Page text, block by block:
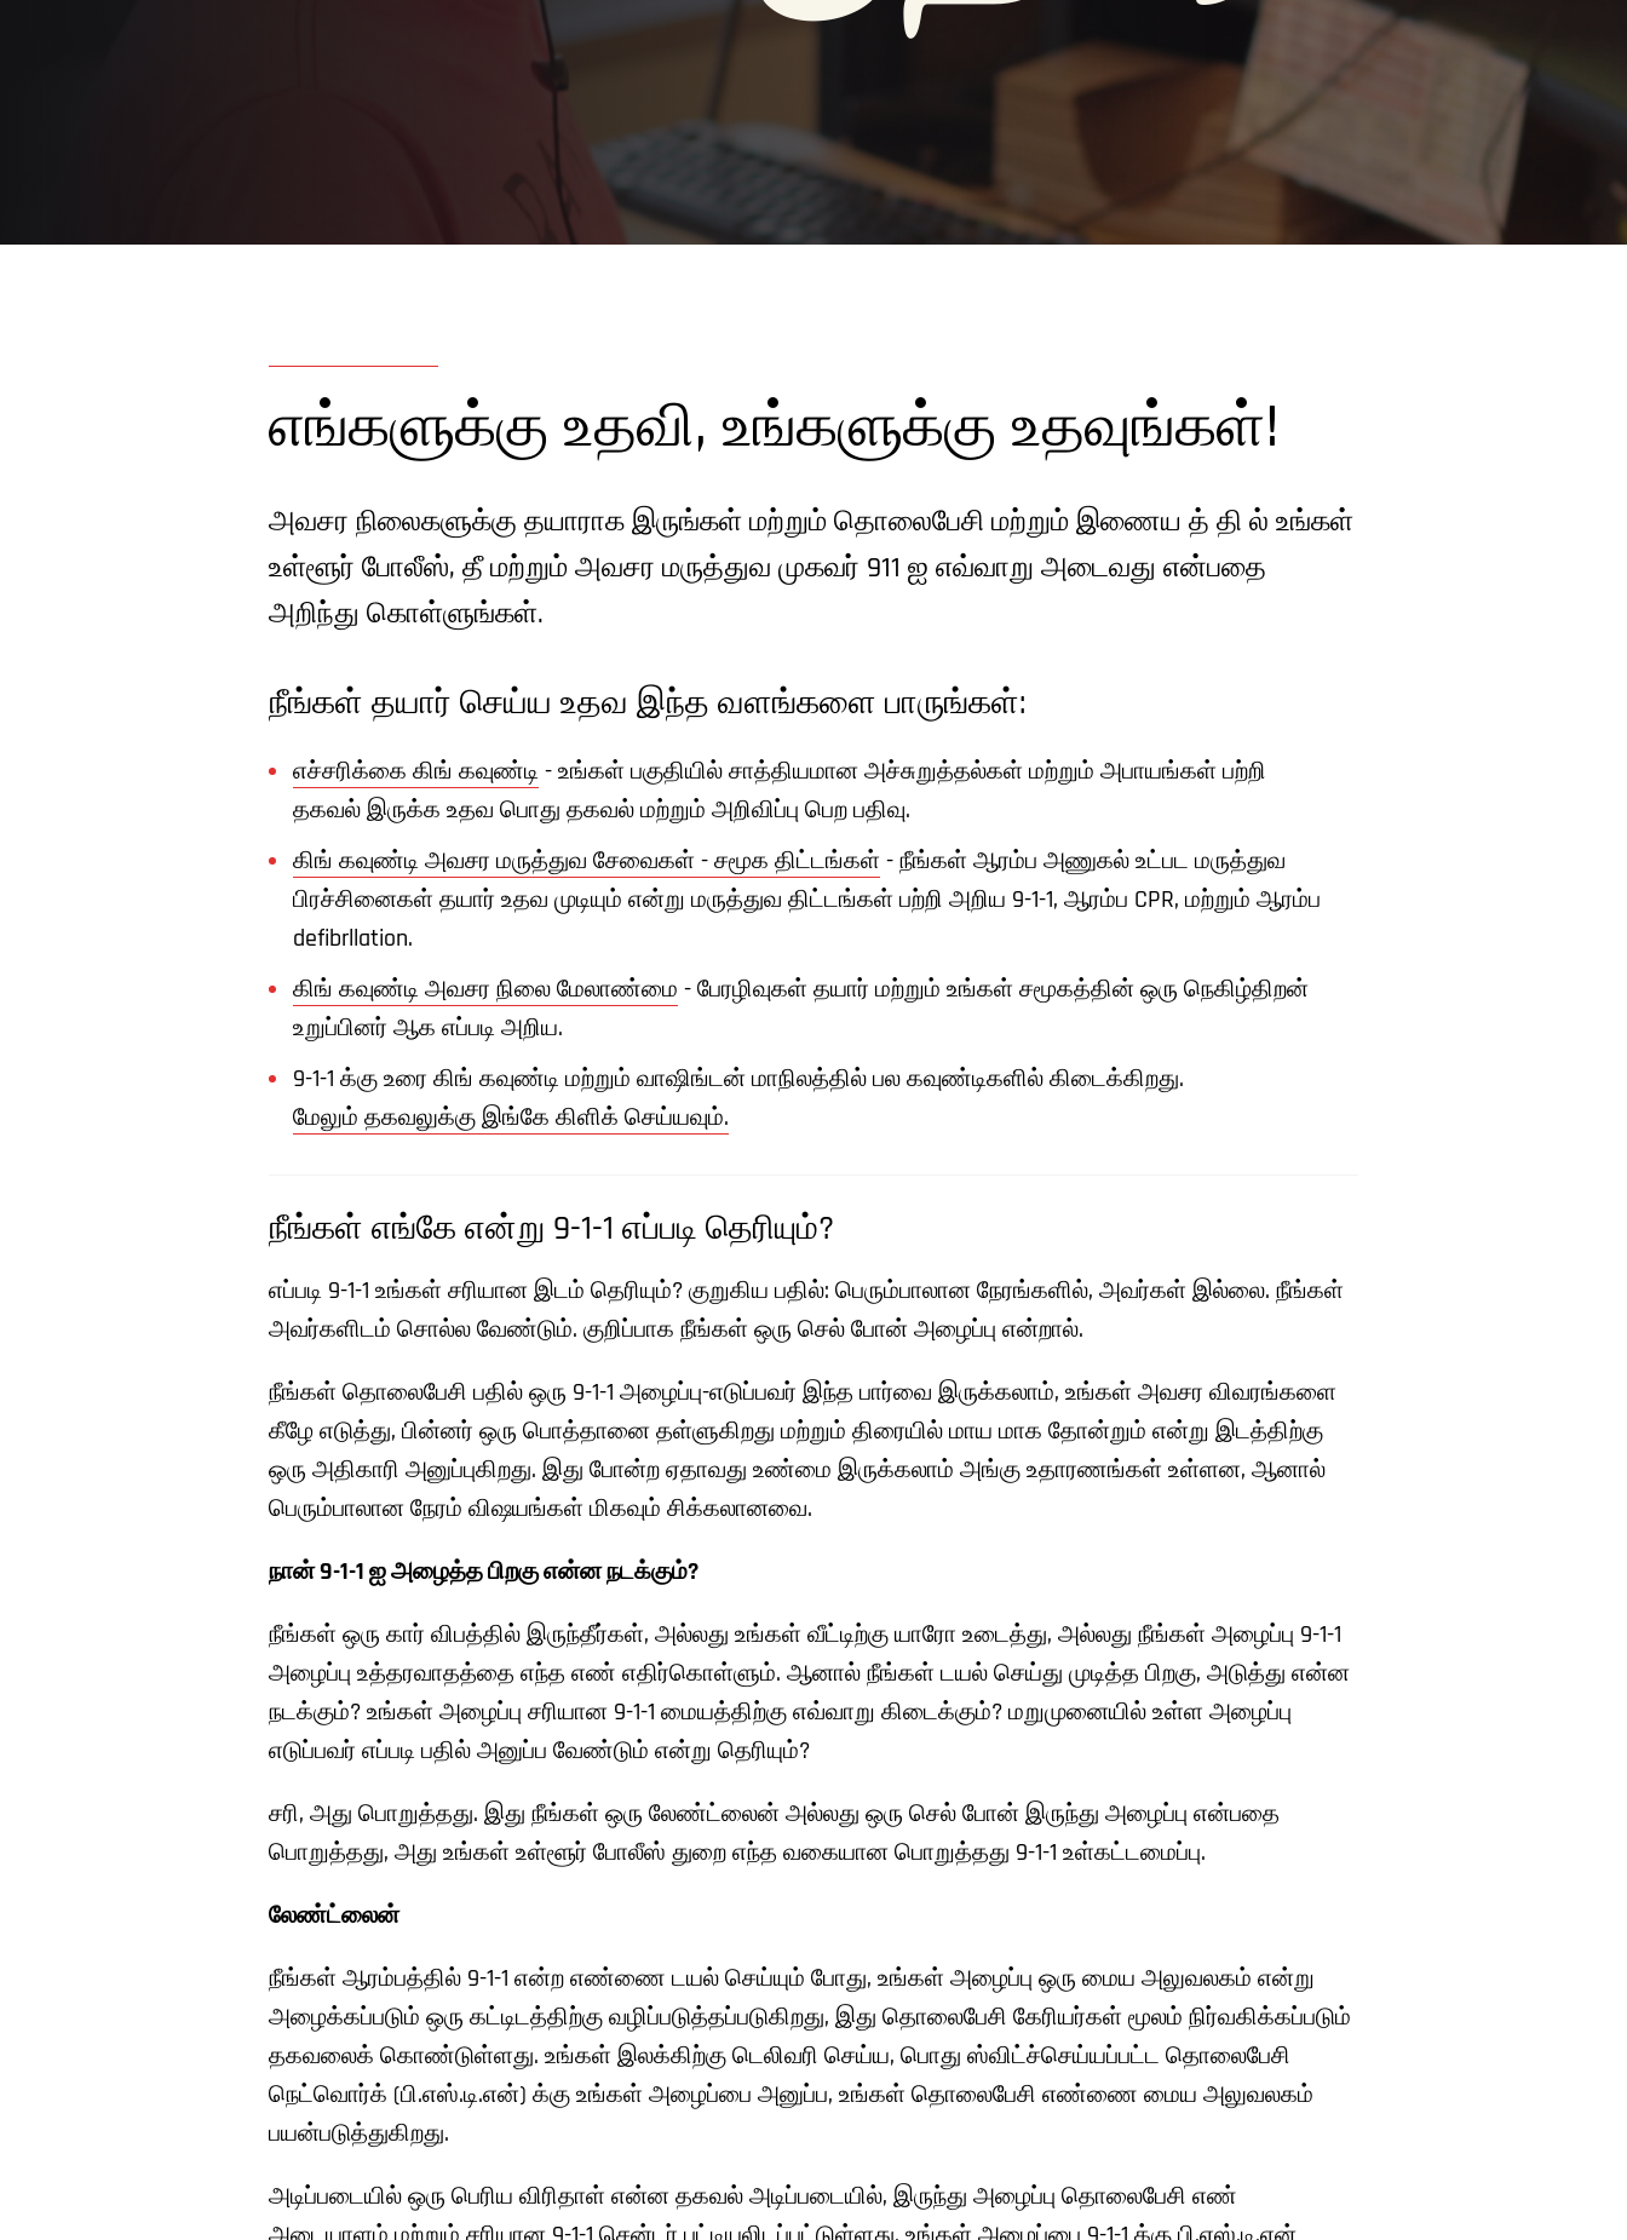
எங்களுக்கு உதவி, உங்களுக்கு உதவுங்கள்!
அவசர நிலைகளுக்கு தயாராக இருங்கள் மற்றும் தொலைபேசி மற்றும் இணைய த் தி ல் உங்கள்
உள்ளூர் போலீஸ், தீ மற்றும் அவசர மருத்துவ முகவர் 911 ஐ எவ்வாறு அடைவது என்பதை
அறிந்து கொள்ளுங்கள்.
நீங்கள் தயார் செய்ய உதவ இந்த வளங்களை பாருங்கள்:
எச்சரிக்கை கிங் கவுண்டி - உங்கள் பகுதியில் சாத்தியமான அச்சுறுத்தல்கள் மற்றும் அபாயங்கள் பற்றி
தகவல் இருக்க உதவ பொது தகவல் மற்றும் அறிவிப்பு பெற பதிவு.
கிங் கவுண்டி அவசர மருத்துவ சேவைகள் - சமூக திட்டங்கள் - நீங்கள் ஆரம்ப அணுகல் உட்பட மருத்துவ
பிரச்சினைகள் தயார் உதவ முடியும் என்று மருத்துவ திட்டங்கள் பற்றி அறிய 9-1-1, ஆரம்ப CPR, மற்றும் ஆரம்ப
defibrllation.
கிங் கவுண்டி அவசர நிலை மேலாண்மை - பேரழிவுகள் தயார் மற்றும் உங்கள் சமூகத்தின் ஒரு நெகிழ்திறன்
உறுப்பினர் ஆக எப்படி அறிய.
9-1-1 க்கு உரை கிங் கவுண்டி மற்றும் வாஷிங்டன் மாநிலத்தில் பல கவுண்டிகளில் கிடைக்கிறது.
மேலும் தகவலுக்கு இங்கே கிளிக் செய்யவும்.
நீங்கள் எங்கே என்று 9-1-1 எப்படி தெரியும்?
எப்படி 9-1-1 உங்கள் சரியான இடம் தெரியும்? குறுகிய பதில்: பெரும்பாலான நேரங்களில், அவர்கள் இல்லை. நீங்கள்
அவர்களிடம் சொல்ல வேண்டும். குறிப்பாக நீங்கள் ஒரு செல் போன் அழைப்பு என்றால்.
நீங்கள் தொலைபேசி பதில் ஒரு 9-1-1 அழைப்பு-எடுப்பவர் இந்த பார்வை இருக்கலாம், உங்கள் அவசர விவரங்களை
கீழே எடுத்து, பின்னர் ஒரு பொத்தானை தள்ளுகிறது மற்றும் திரையில் மாய மாக தோன்றும் என்று இடத்திற்கு
ஒரு அதிகாரி அனுப்புகிறது. இது போன்ற ஏதாவது உண்மை இருக்கலாம் அங்கு உதாரணங்கள் உள்ளன, ஆனால்
பெரும்பாலான நேரம் விஷயங்கள் மிகவும் சிக்கலானவை.
நான் 9-1-1 ஐ அழைத்த பிறகு என்ன நடக்கும்?
நீங்கள் ஒரு கார் விபத்தில் இருந்தீர்கள், அல்லது உங்கள் வீட்டிற்கு யாரோ உடைத்து, அல்லது நீங்கள் அழைப்பு 9-1-1
அழைப்பு உத்தரவாதத்தை எந்த எண் எதிர்கொள்ளும். ஆனால் நீங்கள் டயல் செய்து முடித்த பிறகு, அடுத்து என்ன
நடக்கும்? உங்கள் அழைப்பு சரியான 9-1-1 மையத்திற்கு எவ்வாறு கிடைக்கும்? மறுமுனையில் உள்ள அழைப்பு
எடுப்பவர் எப்படி பதில் அனுப்ப வேண்டும் என்று தெரியும்?
சரி, அது பொறுத்தது. இது நீங்கள் ஒரு லேண்ட்லைன் அல்லது ஒரு செல் போன் இருந்து அழைப்பு என்பதை
பொறுத்தது, அது உங்கள் உள்ளூர் போலீஸ் துறை எந்த வகையான பொறுத்தது 9-1-1 உள்கட்டமைப்பு.
லேண்ட்லைன்
நீங்கள் ஆரம்பத்தில் 9-1-1 என்ற எண்ணை டயல் செய்யும் போது, உங்கள் அழைப்பு ஒரு மைய அலுவலகம் என்று
அழைக்கப்படும் ஒரு கட்டிடத்திற்கு வழிப்படுத்தப்படுகிறது, இது தொலைபேசி கேரியர்கள் மூலம் நிர்வகிக்கப்படும்
தகவலைக் கொண்டுள்ளது. உங்கள் இலக்கிற்கு டெலிவரி செய்ய, பொது ஸ்விட்ச்செய்யப்பட்ட தொலைபேசி
நெட்வொர்க் (பி.எஸ்.டி.என்) க்கு உங்கள் அழைப்பை அனுப்ப, உங்கள் தொலைபேசி எண்ணை மைய அலுவலகம்
பயன்படுத்துகிறது.
அடிப்படையில் ஒரு பெரிய விரிதாள் என்ன தகவல் அடிப்படையில், இருந்து அழைப்பு தொலைபேசி எண்